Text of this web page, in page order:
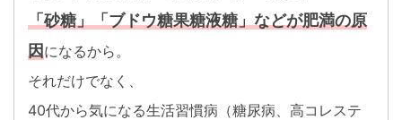
「砂糖」「ブドウ糖果糖液糖」などが肥満の原
因になるから。
それだけでなく、
40代から気になる生活習慣病（糖尿病、高コレステ